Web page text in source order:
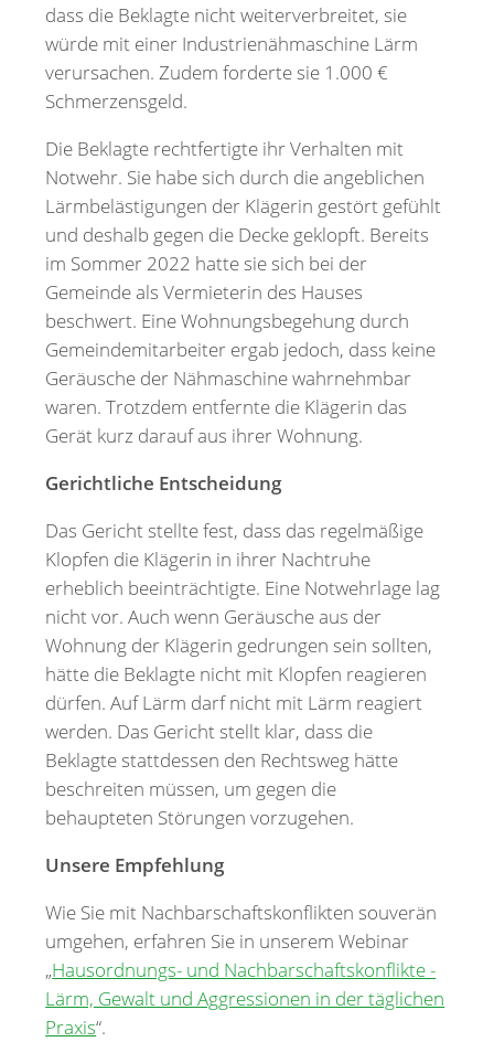
dass die Beklagte nicht weiterverbreitet, sie
würde mit einer Industrienähmaschine Lärm
verursachen. Zudem forderte sie 1.000 €
Schmerzensgeld.
Die Beklagte rechtfertigte ihr Verhalten mit
Notwehr. Sie habe sich durch die angeblichen
Lärmbelästigungen der Klägerin gestört gefühlt
und deshalb gegen die Decke geklopft. Bereits
im Sommer 2022 hatte sie sich bei der
Gemeinde als Vermieterin des Hauses
beschwert. Eine Wohnungsbegehung durch
Gemeindemitarbeiter ergab jedoch, dass keine
Geräusche der Nähmaschine wahrnehmbar
waren. Trotzdem entfernte die Klägerin das
Gerät kurz darauf aus ihrer Wohnung.
Gerichtliche Entscheidung
Das Gericht stellte fest, dass das regelmäßige
Klopfen die Klägerin in ihrer Nachtruhe
erheblich beeinträchtigte. Eine Notwehrlage lag
nicht vor. Auch wenn Geräusche aus der
Wohnung der Klägerin gedrungen sein sollten,
hätte die Beklagte nicht mit Klopfen reagieren
dürfen. Auf Lärm darf nicht mit Lärm reagiert
werden. Das Gericht stellt klar, dass die
Beklagte stattdessen den Rechtsweg hätte
beschreiten müssen, um gegen die
behaupteten Störungen vorzugehen.
Unsere Empfehlung
Wie Sie mit Nachbarschaftskonflikten souverän
umgehen, erfahren Sie in unserem Webinar
„Hausordnungs- und Nachbarschaftskonflikte -
Lärm, Gewalt und Aggressionen in der täglichen
Praxis“.